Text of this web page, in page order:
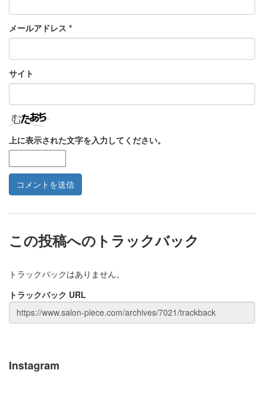
メールアドレス *
サイト
上に表示された文字を入力してください。
この投稿へのトラックバック
トラックバックはありません。
トラックバック URL
Instagram